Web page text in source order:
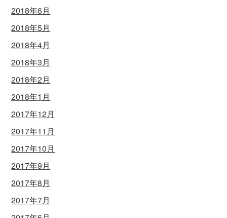
2018年6月
2018年5月
2018年4月
2018年3月
2018年2月
2018年1月
2017年12月
2017年11月
2017年10月
2017年9月
2017年8月
2017年7月